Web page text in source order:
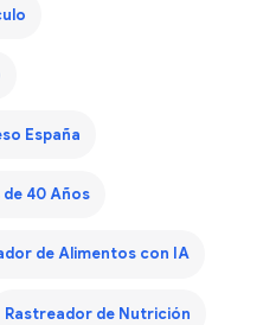
España
de 40 Años
de Alimentos con IA
Rastreador de Nutrición